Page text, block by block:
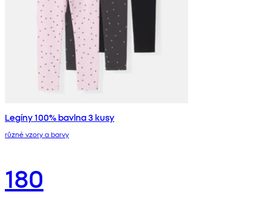
Legíny 100% bavlna 3 kusy
různé vzory a barvy
180